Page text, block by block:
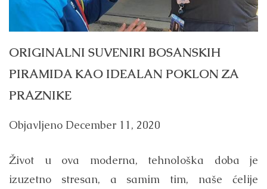
ORIGINALNI SUVENIRI BOSANSKIH
PIRAMIDA KAO IDEALAN POKLON ZA
PRAZNIKE
Objavljeno December 11, 2020
Život u ova moderna, tehnološka doba je
izuzetno stresan, a samim tim, naše ćelije